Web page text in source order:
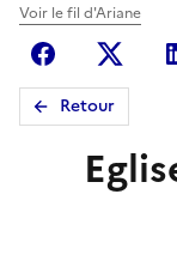
Voir le fil d'Ariane
FacebookX
Retour